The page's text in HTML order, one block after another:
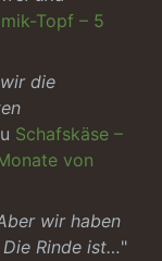
Topf – 5
die
Schafskäse –
von
wir haben
Rinde ist…"